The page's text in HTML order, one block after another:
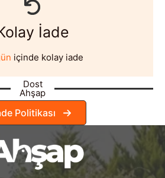
İade
içinde kolay iade
Dost
Ahşap
Politikası